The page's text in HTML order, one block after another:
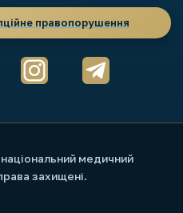
правопорушення
медичний
захищені.